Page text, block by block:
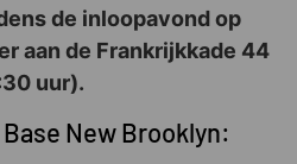
de inloopavond op
aan de Frankrijkkade 44
uur).
New Brooklyn: